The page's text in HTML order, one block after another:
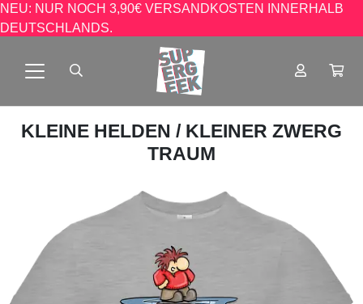
NEU: NUR NOCH 3,90€ VERSANDKOSTEN INNERHALB
DEUTSCHLANDS.
KLEINE HELDEN / KLEINER ZWERG
TRAUM